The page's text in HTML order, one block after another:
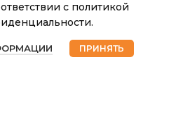
Успех. ИП Хрипунов Сергей
/ ОГРНИП 304420530300327
с политикой
ПРИНЯТЬ
₽
В
наличии
Корзина Мой аккаунт